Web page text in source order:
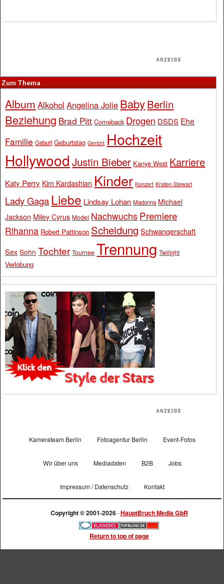
Zum Thema
Album Alkohol Angelina Jolie BabyBerlin
Beziehung Brad Pitt Comeback Drogen DSDS Ehe
Familie Geburt Geburtstag Gericht Hochzeit
Hollywood Justin Bieber Kanye West Karriere
Katy Perry Kim Kardashian Kinder Konzert Kristen Stewart
Lady Gaga Liebe Lindsay Lohan Madonna Michael
Jackson Miley Cyrus Model Nachwuchs Premiere
Rihanna Robert Pattinson Scheidung Schwangerschaft
Sex Sohn Tochter Tournee Trennung Twilight
Verlobung
Kamerateam Berlin Fotoagentur Berlin Event-Fotos
Wir über uns Mediadaten B2B Jobs
Impressum / Datenschutz Kontakt
Copyright © 2001-2026 ·HauptBruch Media GbR
Return to top of page